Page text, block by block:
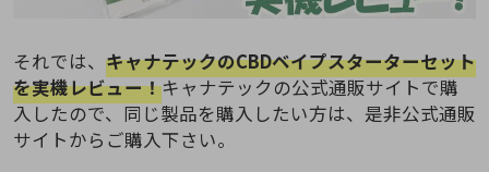
それでは、 キャナテックのCBDベイプスターターセット
を実機レビュー！キャナテックの公式通販サイトで購
入したので、同じ製品を購入したい方は、是非公式通販
サイトからご購入下さい。